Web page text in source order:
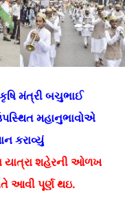
મંત્રી બચુભાઈ
મહાનુભાવોએ
કરાવ્યું
યાત્રા શહેરની ઓળખ
આવી પૂર્ણ થઇ.